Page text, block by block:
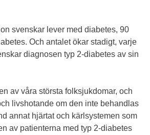
svenskar lever med diabetes, 90
Och antalet ökar stadigt, varje
diagnosen typ 2-diabetes av sin
av våra största folksjukdomar, och
livshotande om den inte behandlas
annat hjärtat och kärlsystemen som
av patienterna med typ 2-diabetes